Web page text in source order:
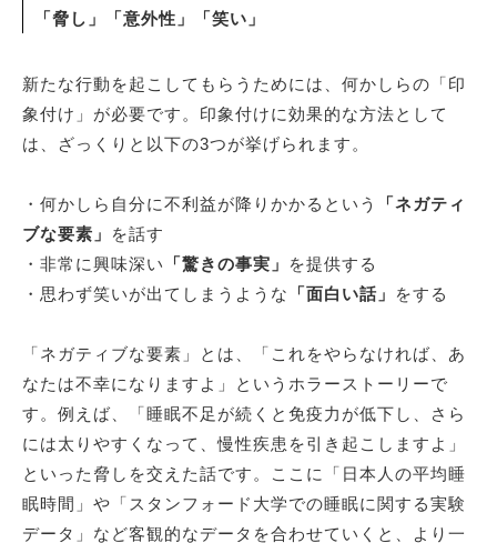
「脅し」「意外性」「笑い」
新たな行動を起こしてもらうためには、何かしらの「印
象付け」が必要です。印象付けに効果的な方法として
は、ざっくりと以下の3つが挙げられます。
・何かしら自分に不利益が降りかかるという
「ネガティ
ブな要素」
を話す
・非常に興味深い
「驚きの事実」
を提供する
・思わず笑いが出てしまうような
「面白い話」 をする
「ネガティブな要素」とは、「これをやらなければ、あ
なたは不幸になりますよ」というホラーストーリーで
す。例えば、「睡眠不足が続くと免疫力が低下し、さら
には太りやすくなって、慢性疾患を引き起こしますよ」
といった脅しを交えた話です。ここに「日本人の平均睡
眠時間」や「スタンフォード大学での睡眠に関する実験
データ」など客観的なデータを合わせていくと、より一